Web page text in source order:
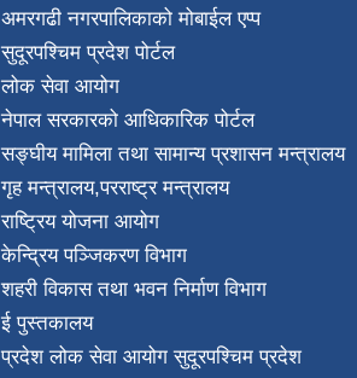
अमरगढी नगरपालिकाको मोबाईल एप्प
सुदूरपश्चिम प्रदेश पोर्टल
लोक सेवा आयोग
नेपाल सरकारको आधिकारिक पोर्टल
सङ्घीय मामिला तथा सामान्य प्रशासन मन्त्रालय
गृह मन्त्रालय,परराष्ट्र मन्त्रालय
राष्ट्रिय योजना आयोग
केन्द्रिय पञ्जिकरण विभाग
शहरी विकास तथा भवन निर्माण विभाग
ई पुस्तकालय
प्रदेश लोक सेवा आयोग सुदूरपश्चिम प्रदेश